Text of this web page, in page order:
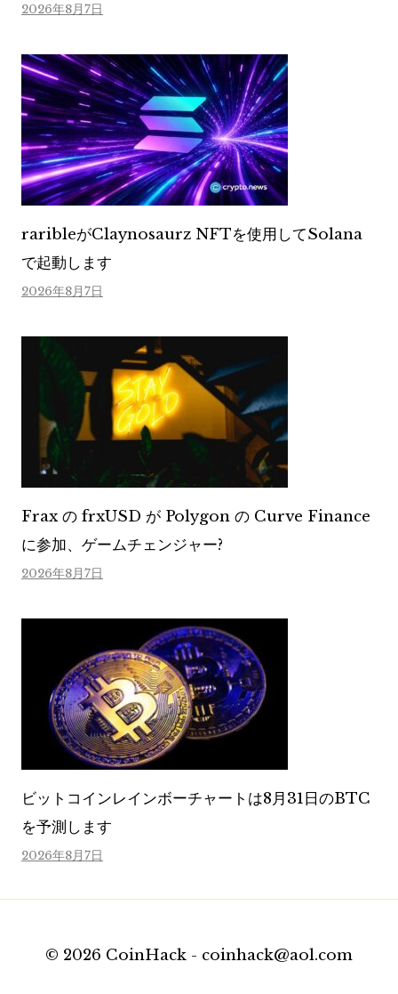
2026年8月7日
raribleがClaynosaurz NFTを使用してSolana
で起動します
2026年8月7日
Frax の frxUSD が Polygon の Curve Finance
に参加、ゲームチェンジャー?
2026年8月7日
ビットコインレインボーチャートは8月31日のBTC
を予測します
2026年8月7日
© 2026 CoinHack - coinhack@aol.com